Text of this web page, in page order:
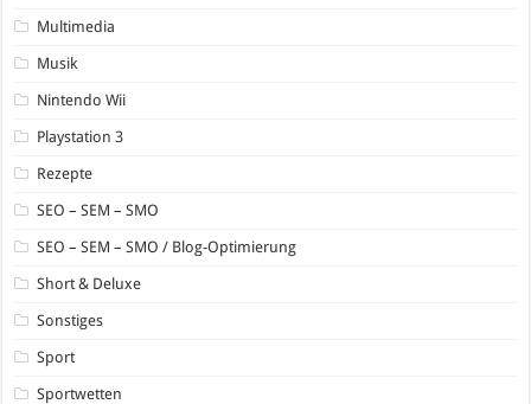
Multimedia
Musik
Nintendo Wii
Playstation 3
Rezepte
SEO – SEM – SMO
SEO – SEM – SMO / Blog-Optimierung
Short & Deluxe
Sonstiges
Sport
Sportwetten